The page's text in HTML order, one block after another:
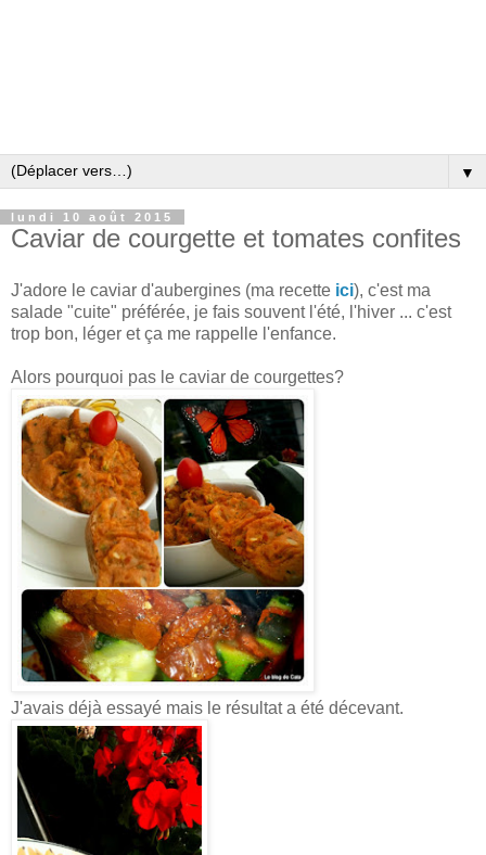
▼
lundi 10 août 2015
Caviar de courgette et tomates confites
J'adore le caviar d'aubergines (ma recette ici), c'est ma
salade "cuite" préférée, je fais souvent l'été, l'hiver ... c'est
trop bon, léger et ça me rappelle l'enfance.
Alors pourquoi pas le caviar de courgettes?
J'avais déjà essayé mais le résultat a été décevant.